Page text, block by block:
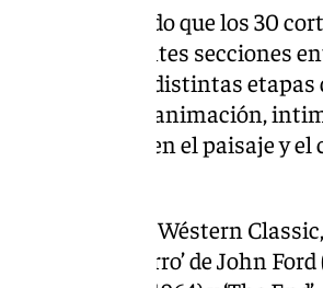
ha detallado que los 30
en las diferentes secciones
referencian las distintas
de animación,
que deconstruyen el paisaje y
una Sección Wéstern
caballo de hierro’ de John